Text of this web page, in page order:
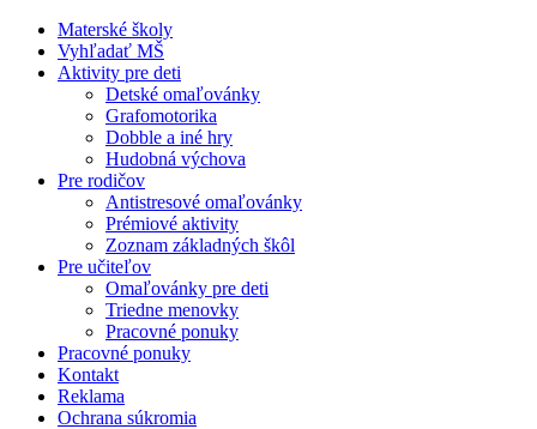
Materské školy
Vyhľadať MŠ
Aktivity pre deti
Detské omaľovánky
Grafomotorika
Dobble a iné hry
Hudobná výchova
Pre rodičov
Antistresové omaľovánky
Prémiové aktivity
Zoznam základných škôl
Pre učiteľov
Omaľovánky pre deti
Triedne menovky
Pracovné ponuky
Pracovné ponuky
Kontakt
Reklama
Ochrana súkromia